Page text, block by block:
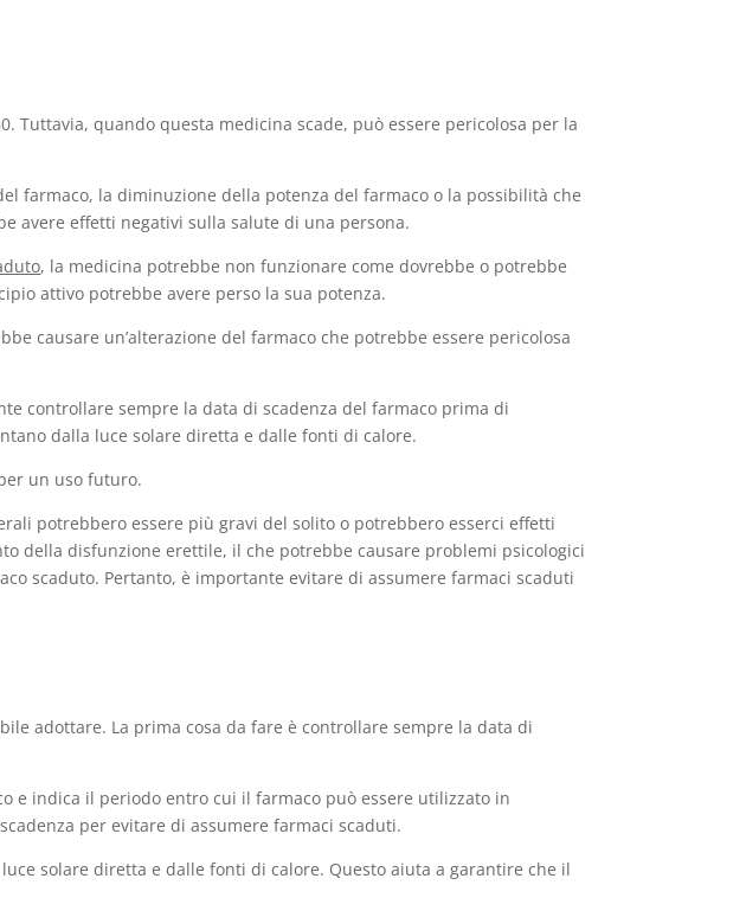
quando questa medicina scade, può essere pericolosa per la
farmaco, la diminuzione della potenza del farmaco o la possibilità che
avere effetti negativi sulla salute di una persona.
, la medicina potrebbe non funzionare come dovrebbe o potrebbe
attivo potrebbe avere perso la sua potenza.
causare un’alterazione del farmaco che potrebbe essere pericolosa
controllare sempre la data di scadenza del farmaco prima di
dalla luce solare diretta e dalle fonti di calore.
un uso futuro.
potrebbero essere più gravi del solito o potrebbero esserci effetti
della disfunzione erettile, il che potrebbe causare problemi psicologici
scaduto. Pertanto, è importante evitare di assumere farmaci scaduti
adottare. La prima cosa da fare è controllare sempre la data di
e indica il periodo entro cui il farmaco può essere utilizzato in
per evitare di assumere farmaci scaduti.
solare diretta e dalle fonti di calore. Questo aiuta a garantire che il